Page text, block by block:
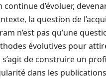
d’évoluer,
la question de
n’est pas qu’une
évolutives pour
de construire un
dans les